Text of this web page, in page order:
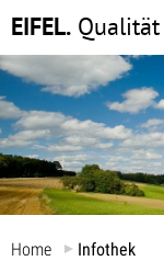
Home Infothek
EIFEL.